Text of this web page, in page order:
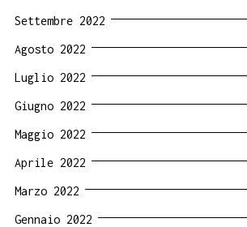
Settembre 2022
Agosto 2022
Luglio 2022
Giugno 2022
Maggio 2022
Aprile 2022
Marzo 2022
Gennaio 2022